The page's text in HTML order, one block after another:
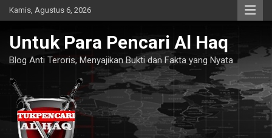
Skip
to
Kamis, Agustus 6, 2026
Untuk Para Pencari Al Haq
Blog Anti Teroris, Menyajikan Bukti dan Fakta yang Nyata